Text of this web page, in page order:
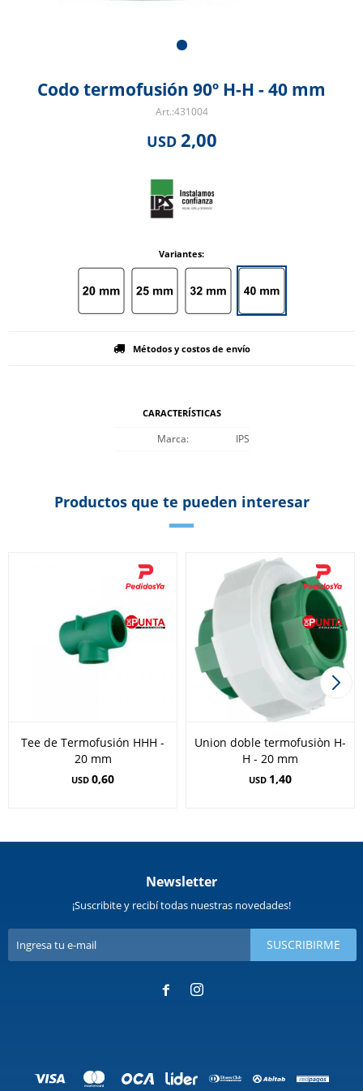
Codo termofusión 90º H-H - 40 mm
431004
USD 2,00
Variantes:
Métodos y costos de envío
CARACTERÍSTICAS
Marca IPS
Productos que te pueden interesar
Tee de Termofusión HHH -
20 mm
USD 0,60
Union doble termofusiòn H-
H - 20 mm
USD 1,40
Newsletter
¡Suscribite y recibí todas nuestras novedades!
SUSCRIBIRME
 